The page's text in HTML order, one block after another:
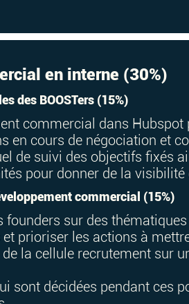
en interne (30%)
des BOOSTers (15%)
commercial dans
en cours de négociation et
de suivi des objectifs fixés
pour donner de la visibilité
commercial (15%)
sur des
prioriser les actions à
la cellule recrutement sur
sont décidées pendant ces